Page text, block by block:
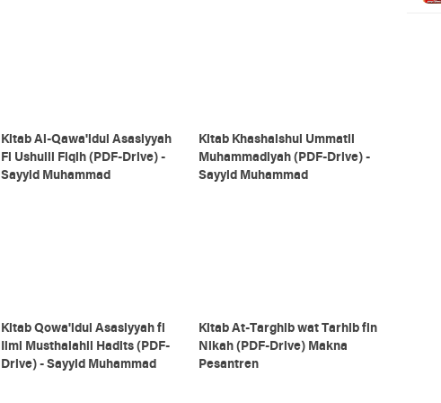
Kitab Al-Qawa'idul Asasiyyah
Fi Ushulil Fiqih (PDF-Drive) -
Sayyid Muhammad
Kitab Khashaishul Ummatil
Muhammadiyah (PDF-Drive) -
Sayyid Muhammad
Kitab Qowa'idul Asasiyyah fi
Ilmi Musthalahil Hadits (PDF-
Drive) - Sayyid Muhammad
Kitab At-Targhib wat Tarhib fin
Nikah (PDF-Drive) Makna
Pesantren